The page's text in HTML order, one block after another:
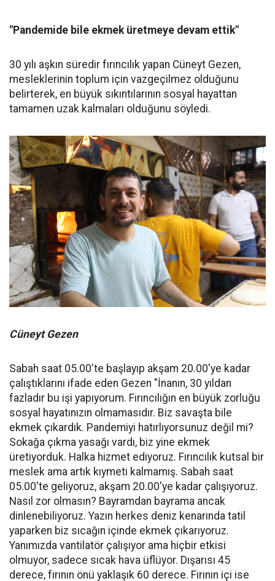
"Pandemide bile ekmek üretmeye devam ettik"
30 yılı aşkın süredir fırıncılık yapan Cüneyt Gezen,
mesleklerinin toplum için vazgeçilmez olduğunu
belirterek, en büyük sıkıntılarının sosyal hayattan
tamamen uzak kalmaları olduğunu söyledi.
Cüneyt Gezen
Sabah saat 05.00'te başlayıp akşam 20.00'ye kadar
çalıştıklarını ifade eden Gezen "İnanın, 30 yıldan
fazladır bu işi yapıyorum. Fırıncılığın en büyük zorluğu
sosyal hayatınızın olmamasıdır. Biz savaşta bile
ekmek çıkardık. Pandemiyi hatırlıyorsunuz değil mi?
Sokağa çıkma yasağı vardı, biz yine ekmek
üretiyorduk. Halka hizmet ediyoruz. Fırıncılık kutsal bir
meslek ama artık kıymeti kalmamış. Sabah saat
05.00'te geliyoruz, akşam 20.00'ye kadar çalışıyoruz.
Nasıl zor olmasın? Bayramdan bayrama ancak
dinlenebiliyoruz. Yazın herkes deniz kenarında tatil
yaparken biz sıcağın içinde ekmek çıkarıyoruz.
Yanımızda vantilatör çalışıyor ama hiçbir etkisi
olmuyor, sadece sıcak hava üflüyor. Dışarısı 45
derece, fırının önü yaklaşık 60 derece. Fırının içi ise